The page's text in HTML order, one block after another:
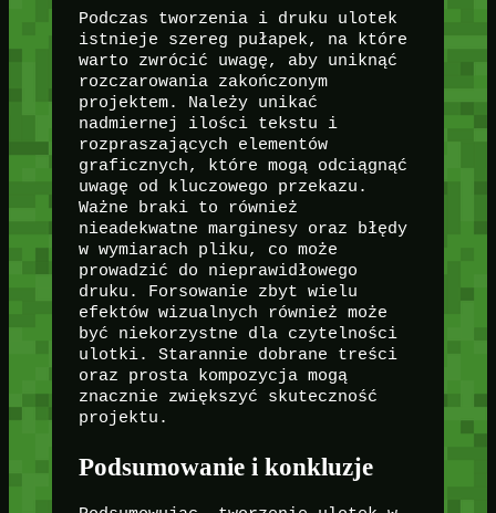
Podczas tworzenia i druku ulotek
istnieje szereg pułapek, na które
warto zwrócić uwagę, aby uniknąć
rozczarowania zakończonym
projektem. Należy unikać
nadmiernej ilości tekstu i
rozpraszających elementów
graficznych, które mogą odciągnąć
uwagę od kluczowego przekazu.
Ważne braki to również
nieadekwatne marginesy oraz błędy
w wymiarach pliku, co może
prowadzić do nieprawidłowego
druku. Forsowanie zbyt wielu
efektów wizualnych również może
być niekorzystne dla czytelności
ulotki. Starannie dobrane treści
oraz prosta kompozycja mogą
znacznie zwiększyć skuteczność
projektu.
Podsumowanie i konkluzje